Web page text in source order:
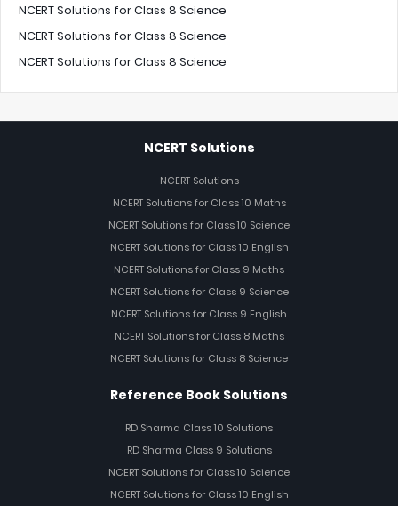
NCERT Solutions for Class 8 Science
NCERT Solutions for Class 8 Science
NCERT Solutions for Class 8 Science
NCERT Solutions
NCERT Solutions
NCERT Solutions for Class 10 Maths
NCERT Solutions for Class 10 Science
NCERT Solutions for Class 10 English
NCERT Solutions for Class 9 Maths
NCERT Solutions for Class 9 Science
NCERT Solutions for Class 9 English
NCERT Solutions for Class 8 Maths
NCERT Solutions for Class 8 Science
Reference Book Solutions
RD Sharma Class 10 Solutions
RD Sharma Class 9 Solutions
NCERT Solutions for Class 10 Science
NCERT Solutions for Class 10 English